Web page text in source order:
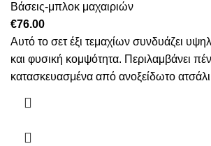
Βάσεις-μπλοκ μαχαιριών
€76.00
Αυτό το σετ έξι τεμαχίων συνδυάζει
και φυσική κομψότητα. Περιλαμβάνει
κατασκευασμένα από ανοξείδωτο ατσάλι,